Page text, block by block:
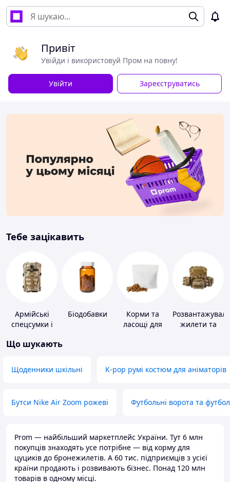
Привіт
Увійди і використовуй Пром на повну!
Увійти Зареєструватись
Тебе зацікавить
Армійські
спецсумки і
Біодобавки
Корми та
ласощі для
жилети та
Що шукають
Щоденники шкільні K-pop румі костюм для аніматорів
Бутси Nike Air Zoom рожеві Футбольні ворота та
Prom — найбільший маркетплейс України. Тут 6 млн
покупців знаходять усе потрібне — від корму для
цуциків до бронежилетів. А 60 тис. підприємців з усієї
країни продають і розвивають бізнес. Понад 120 млн
товарів в одному місці.